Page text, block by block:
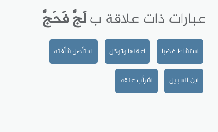
عبارات ذات علاقة بلَجَّ فَحَجَّ
استشاط غضبا اعقلها وتوكل استأصل شَأْفَتَه
ابن السبيل اشرأب عنقه